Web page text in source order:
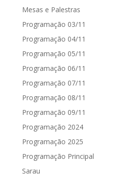
Mesas e Palestras
Programação 03/11
Programação 04/11
Programação 05/11
Programação 06/11
Programação 07/11
Programação 08/11
Programação 09/11
Programação 2024
Programação 2025
Programação Principal
Sarau